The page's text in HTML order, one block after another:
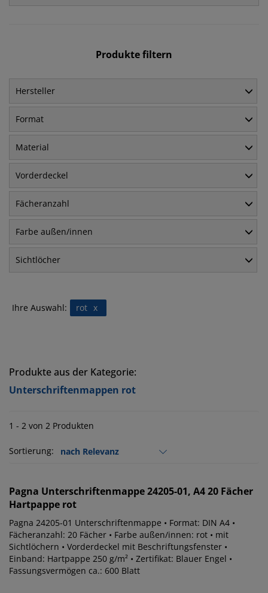
Produkte filtern
Hersteller
Format
Material
Vorderdeckel
Fächeranzahl
Farbe außen/innen
Sichtlöcher
Ihre Auswahl: x
rot
Produkte aus der Kategorie:
Unterschriftenmappen rot
1 - 2 von 2 Produkten
Sortierung:
Pagna Unterschriftenmappe 24205-01, A4 20 Fächer
Hartpappe rot
Pagna 24205-01 Unterschriftenmappe • Format: DIN A4 •
Fächeranzahl: 20 Fächer • Farbe außen/innen: rot • mit
Sichtlöchern • Vorderdeckel mit Beschriftungsfenster •
Einband: Hartpappe 250 g/m² • Zertifikat: Blauer Engel •
Fassungsvermögen ca.: 600 Blatt